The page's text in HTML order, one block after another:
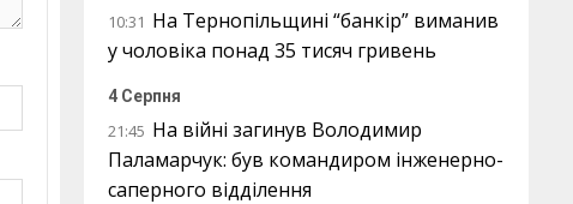
10:31 На Тернопільщині “банкір” виманив
у чоловіка понад 35 тисяч гривень
4 Серпня
21:45 На війні загинув Володимир
Паламарчук: був командиром інженерно-
саперного відділення